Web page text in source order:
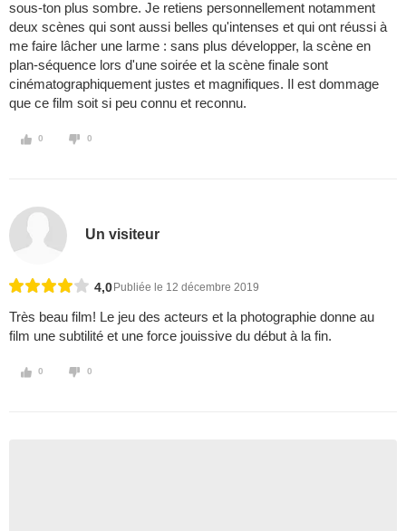
sous-ton plus sombre. Je retiens personnellement notamment
deux scènes qui sont aussi belles qu'intenses et qui ont réussi à
me faire lâcher une larme : sans plus développer, la scène en
plan-séquence lors d'une soirée et la scène finale sont
cinématographiquement justes et magnifiques. Il est dommage
que ce film soit si peu connu et reconnu.
0 0
Un visiteur
4,0 Publiée le 12 décembre 2019
Très beau film! Le jeu des acteurs et la photographie donne au
film une subtilité et une force jouissive du début à la fin.
0 0